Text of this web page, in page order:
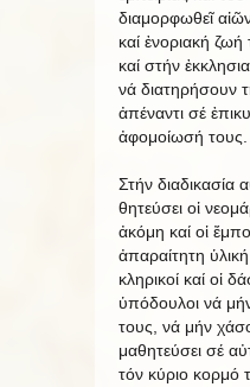
διαμορφωθεῖ
καί ἐνοριακή
καί στήν
νά διατηρήσουν
ἀπέναντι σέ
ἀφομοίωσή τους.
Στήν διαδικασία
θητεύσει οἱ
ἀκόμη καί οἱ
ἀπαραίτητη
κληρικοί καί οἱ
ὑπόδουλοι νά
τους, νά μήν
μαθητεύσει σέ
τόν κύριο κορμό